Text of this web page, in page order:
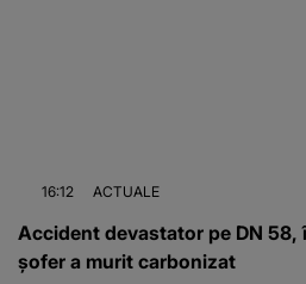
16:12 ACTUALE
Accident devastator pe DN 58,
șofer a murit carbonizat